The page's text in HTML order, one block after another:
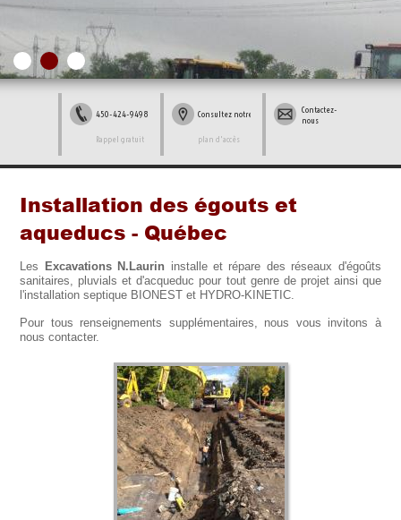
450-424-9498
Rappel gratuit
Consultez notre
plan d'accès
Contactez-
nous
Installation des égouts et
aqueducs - Québec
Les Excavations N.Laurin installe et répare des réseaux d'égoûts
sanitaires, pluvials et d'acqueduc pour tout genre de projet ainsi que
l'installation septique BIONEST et HYDRO-KINETIC.
Pour tous renseignements supplémentaires, nous vous invitons à
nous contacter.